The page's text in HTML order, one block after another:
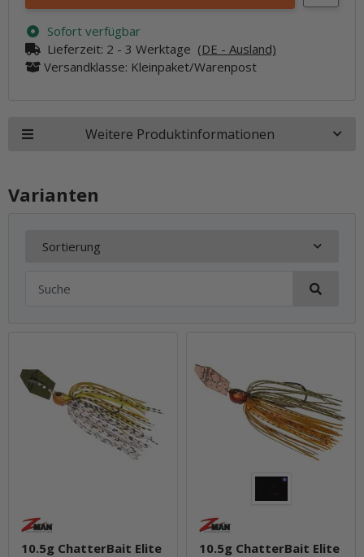
Sofort verfügbar
Lieferzeit: 2 - 3 Werktage (DE - Ausland)
Versandklasse: Kleinpaket/Warenpost
Weitere Produktinformationen
Varianten
Sortierung
10.5g ChatterBait Elite
10.5g ChatterBait Elite